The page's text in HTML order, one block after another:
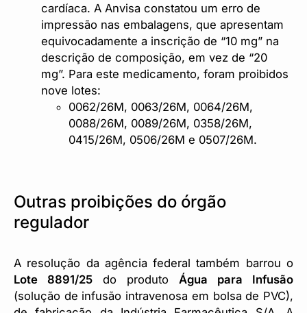
cardíaca. A Anvisa constatou um erro de
impressão nas embalagens, que apresentam
equivocadamente a inscrição de “10 mg” na
descrição de composição, em vez de “20
mg”. Para este medicamento, foram proibidos
nove lotes:
0062/26M, 0063/26M, 0064/26M,
0088/26M, 0089/26M, 0358/26M,
0415/26M, 0506/26M e 0507/26M.
Outras proibições do órgão
regulador
A resolução da agência federal também barrou o
Lote 8891/25 do produto Água para Infusão
(solução de infusão intravenosa em bolsa de PVC),